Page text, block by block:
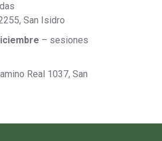
San Isidro
– sesiones
Real 1037, San